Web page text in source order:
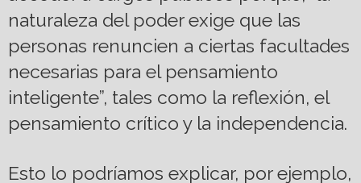
naturaleza del poder exige que las
personas renuncien a ciertas facultades
necesarias para el pensamiento
inteligente”, tales como la reflexión, el
pensamiento crítico y la independencia.
Esto lo podríamos explicar, por ejemplo,